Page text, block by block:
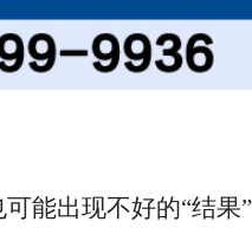
能出现不好的“结果